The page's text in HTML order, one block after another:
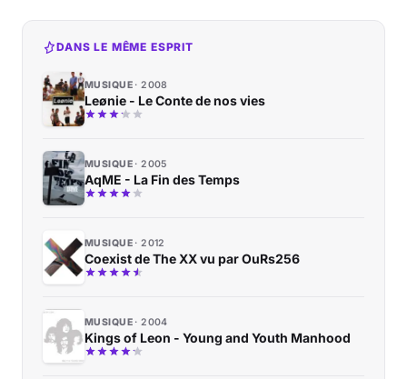
DANS LE MÊME ESPRIT
MUSIQUE 2008
Leønie - Le Conte de nos vies
MUSIQUE 2005
AqME - La Fin des Temps
MUSIQUE 2012
Coexist de The XX vu par OuRs256
MUSIQUE 2004
Kings of Leon - Young and Youth Manhood